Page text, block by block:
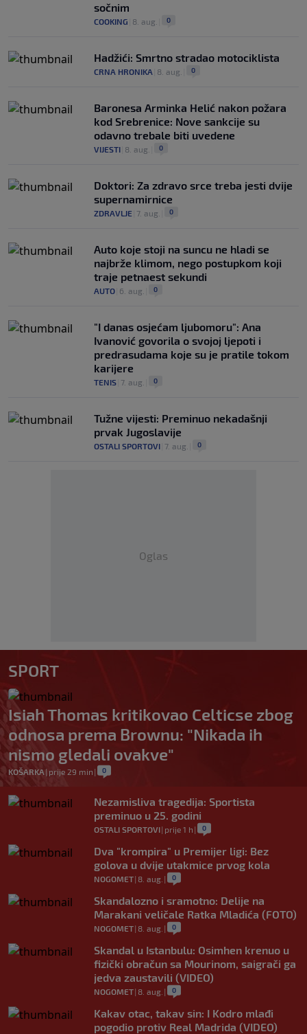
sočnim
COOKING 8. aug. 0
Hadžići: Smrtno stradao motociklista
CRNA HRONIKA 8. aug. 0
Baronesa Arminka Helić nakon požara
kod Srebrenice: Nove sankcije su
odavno trebale biti uvedene
VIJESTI 8. aug. 0
Doktori: Za zdravo srce treba jesti dvije
supernamirnice
ZDRAVLJE 7. aug. 0
Auto koje stoji na suncu ne hladi se
najbrže klimom, nego postupkom koji
traje petnaest sekundi
AUTO 6. aug. 0
"I danas osjećam ljubomoru": Ana
Ivanović govorila o svojoj ljepoti i
predrasudama koje su je pratile tokom
karijere
TENIS 7. aug. 0
Tužne vijesti: Preminuo nekadašnji
prvak Jugoslavije
OSTALI SPORTOVI 7. aug. 0
Oglas
SPORT
Isiah Thomas kritikovao Celticse zbog
odnosa prema Brownu: "Nikada ih
nismo gledali ovakve"
KOŠARKA | prije 29 min | 0
Nezamisliva tragedija: Sportista
preminuo u 25. godini
OSTALI SPORTOVI| prije 1 h | 0
Dva "krompira" u Premijer ligi: Bez
golova u dvije utakmice prvog kola
NOGOMET| 8. aug. | 0
Skandalozno i sramotno: Delije na
Marakani veličale Ratka Mladića (FOTO)
NOGOMET| 8. aug. | 0
Skandal u Istanbulu: Osimhen krenuo u
fizički obračun sa Mourinom, saigrači ga
jedva zaustavili (VIDEO)
NOGOMET| 8. aug. | 0
Kakav otac, takav sin: I Kodro mlađi
pogodio protiv Real Madrida (VIDEO)